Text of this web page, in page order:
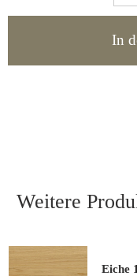
In
Weitere
Eiche